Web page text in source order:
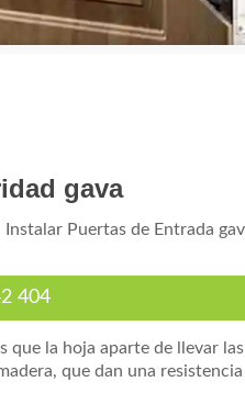
gava
Puertas de Entrada
404
que la hoja aparte de llevar
que dan una